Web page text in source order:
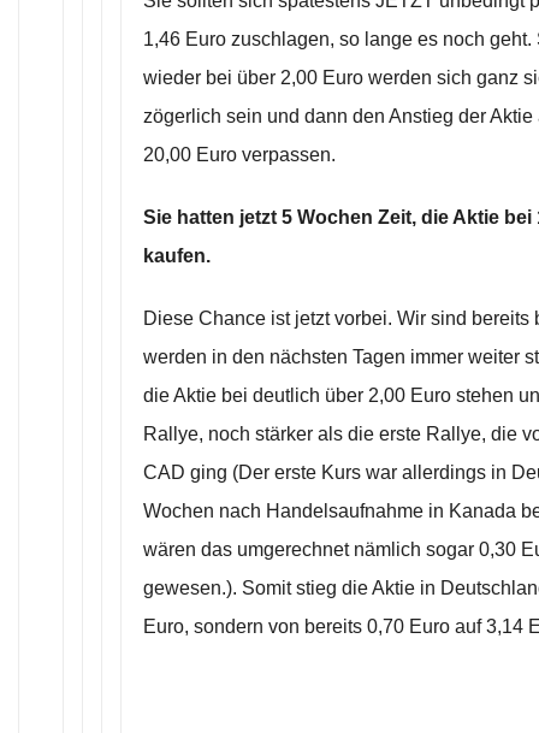
1,46 Euro zuschlagen, so lange es noch geht.
wieder bei über 2,00 Euro werden sich ganz
zögerlich sein und dann den Anstieg der Aktie
20,00 Euro verpassen.
Sie hatten jetzt 5 Wochen Zeit, die Aktie bei
kaufen.
Diese Chance ist jetzt vorbei. Wir sind bereits
werden in den nächsten Tagen immer weiter
die Aktie bei deutlich über 2,00 Euro stehen
Rallye, noch stärker als die erste Rallye, die
CAD ging (Der erste Kurs war allerdings in
Wochen nach Handelsaufnahme in Kanada
wären das umgerechnet nämlich sogar 0,30
gewesen.). Somit stieg die Aktie in
Euro, sondern von bereits 0,70 Euro auf 3,14